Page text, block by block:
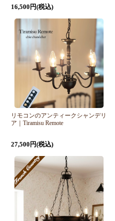
16,500円(税込)
リモコンのアンティークシャンデリ
ア｜Tiramisu Remote
27,500円(税込)